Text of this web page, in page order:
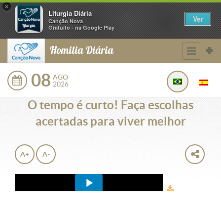
×
Liturgia Diária
Canção Nova
Gratuito - na Google Play
Ver
Homilia Diária
08 AGO
2026
O tempo é curto! Faça escolhas
acertadas para viver melhor
A+ A-